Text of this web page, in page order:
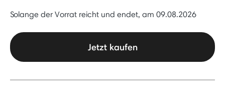
Solange der Vorrat reicht und endet, am 09.08.2026
Jetzt kaufen